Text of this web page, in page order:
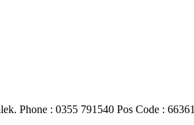
Phone : 0355 791540 Pos Code : 66361